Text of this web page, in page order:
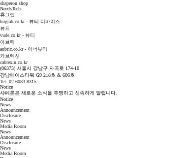
shaperon.shop
NeedsTech
휴그랩
hugrab.co.kr - 뷰티 디바이스
뷰드
vude.co.kr - 뷰티
아브릭
aubric.co.kr - 이너뷰티
카브렉신
cabrexin.co.kr
(06373) 서울시 강남구 자곡로 174-10
강남에이스타워 G9 218호 & 606호
Tel. 02 6083 8315
Notice
샤페론은 새로운 소식을 투명하고 신속하게 알립니다.
Notice
News
Announcement
Disclosure
News
Media Room
News
Announcement
Disclosure
News
Media Room